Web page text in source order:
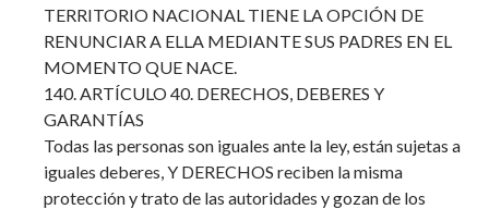
TERRITORIO NACIONAL TIENE LA OPCIÓN DE
RENUNCIAR A ELLA MEDIANTE SUS PADRES EN EL
MOMENTO QUE NACE.
140. ARTÍCULO 40. DERECHOS, DEBERES Y
GARANTÍAS
Todas las personas son iguales ante la ley, están sujetas a
iguales deberes, Y DERECHOS reciben la misma
protección y trato de las autoridades y gozan de los